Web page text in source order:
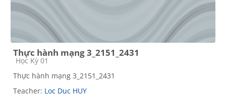
Thực hành mạng 3_2151_2431
Course category
Học Kỳ 01
Thực hành mạng 3_2151_2431
Teacher: Loc Duc HUY